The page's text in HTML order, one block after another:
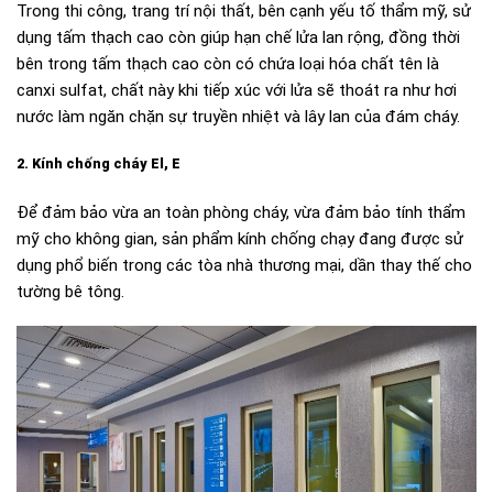
Trong thi công, trang trí nội thất, bên cạnh yếu tố thẩm mỹ, sử
dụng tấm thạch cao còn giúp hạn chế lửa lan rộng, đồng thời
bên trong tấm thạch cao còn có chứa loại hóa chất tên là
canxi sulfat, chất này khi tiếp xúc với lửa sẽ thoát ra như hơi
nước làm ngăn chặn sự truyền nhiệt và lây lan của đám cháy.
2. Kính chống cháy El, E
Để đảm bảo vừa an toàn phòng cháy, vừa đảm bảo tính thẩm
mỹ cho không gian, sản phẩm kính chống chạy đang được sử
dụng phổ biến trong các tòa nhà thương mại, dần thay thế cho
tường bê tông.